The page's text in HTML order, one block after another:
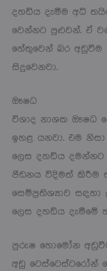
දහඩිය දැමීම අධි
වෙන්නට පුළුවන්. ඒ
හේතුවෙන් බර අඩුවීම
සිදුවෙනවා.
ඖෂධ
විශාද නාශක ඖෂධ
ඉහළ යනවා. එම
ලෙස දහඩිය
පීඩනය විදිමත් කිරීම
සෙම්ප්‍රතිශ්‍යාව
ලෙස දහඩිය දැමීමේ
පුරුෂ හොමෝන
අඩු